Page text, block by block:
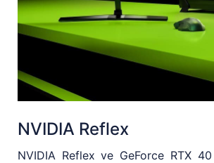
NVIDIA Reflex
NVIDIA Reflex ve GeForce RTX 40